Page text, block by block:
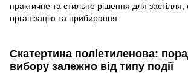
практичне та стильне рішення для
організацію та прибирання.
Скатертина поліетиленова:
вибору залежно від типу події